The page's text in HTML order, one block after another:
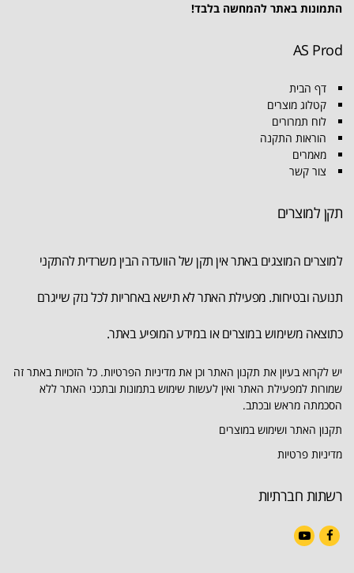
התמונות באתר להמחשה בלבד!
AS Prod
דף הבית
קטלוג מוצרים
לוח תמרורים
הוראות התקנה
מאמרים
צור קשר
תקן למוצרים
למוצרים המוצגים באתר אין תקן של הוועדה הבין משרדית להתקני
תנועה ובטיחות. מפעילת האתר לא תישא באחריות לכל נזק שייגרם
כתוצאה משימוש במוצרים או במידע המופיע באתר.
יש לקרוא בעיון את תקנון האתר וכן את מדיניות הפרטיות. כל הזכויות באתר זה
שמורות למפעילת האתר ואין לעשות שימוש בתמונות ובתכני האתר ללא
הסכמתה מראש ובכתב.
תקנון האתר ושימוש במוצרים
מדיניות פרטיות
רשתות חברתיות